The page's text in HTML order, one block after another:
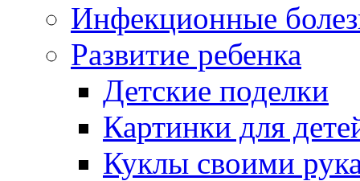
Инфекционные
Развитие ребенка
Детские поделки
Картинки для
Куклы своими